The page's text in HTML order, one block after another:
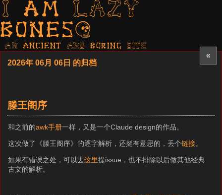
I am LAZY
bones?
AN ancient AND boring SITE
«
2026年 06月 06日 的归档
滕王阁序
和之前的awk手册一样，又是一个Claude design的作品。
这次做了《滕王阁序》的逐字解析，还挺有意思的，丢个链接。
如果有错误之处，可以去这里提issue，也不排除以后做其他经典
古文的解析。